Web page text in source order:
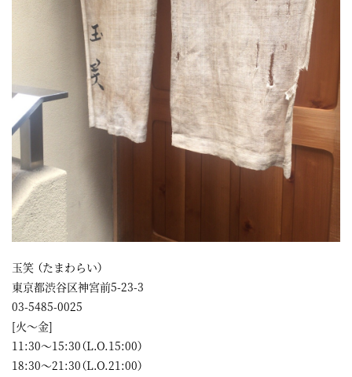
玉笑 （たまわらい）
東京都渋谷区神宮前5-23-3
03-5485-0025
[火～金]
11:30～15:30（L.O.15:00）
18:30～21:30（L.O.21:00）